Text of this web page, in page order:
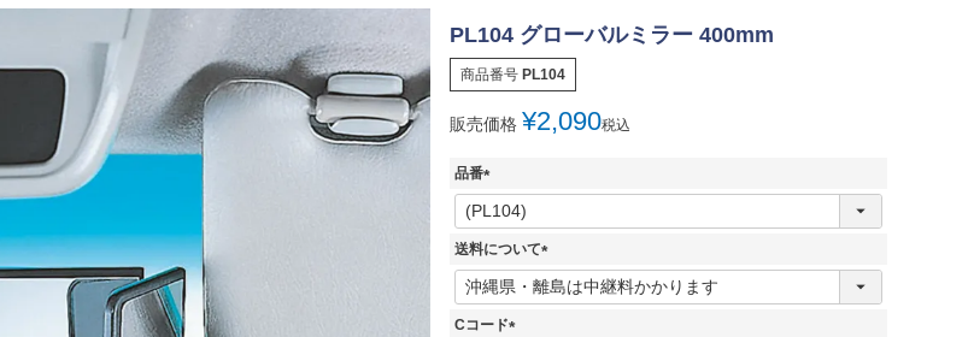
PL104 グローバルミラー 400mm
商品番号 PL104
販売価格 ¥2,090税込
品番
(
必
須
送料について
(
必
Cコード